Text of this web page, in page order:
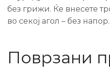
без грижи. Ќе внесете
во секој агол – без напор.
Поврзани